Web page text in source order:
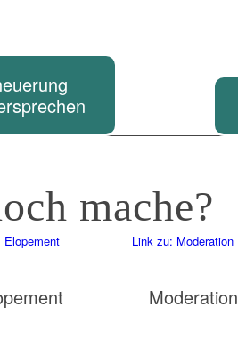
mache?
Elopement Link zu: Moderation
Moderation